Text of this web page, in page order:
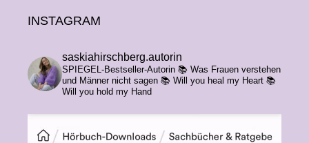
INSTAGRAM
saskiahirschberg.autorin
SPIEGEL-Bestseller-Autorin 📚 Was Frauen verstehen
und Männer nicht sagen 📚 Will you heal my Heart 📚
Will you hold my Hand